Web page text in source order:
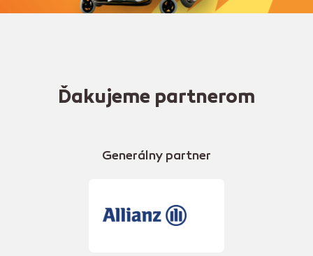
Ďakujeme partnerom
Generálny partner